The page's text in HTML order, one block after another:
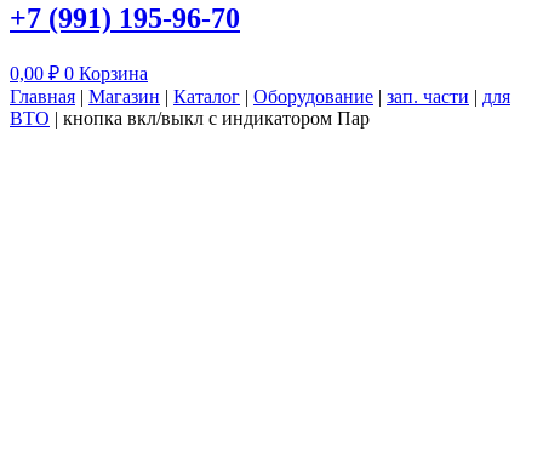
+7 (991) 195-96-70
0,00 ₽ 0 Корзина
Главная | Магазин | Каталог | Оборудование | зап. части | для
ВТО | кнопка вкл/выкл с индикатором Пар